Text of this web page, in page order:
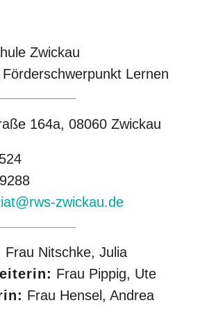
Zwickau
Lernen
164a, 08060 Zwickau
zwickau.de
Frau Nitschke, Julia
Frau Pippig, Ute
Frau Hensel, Andrea